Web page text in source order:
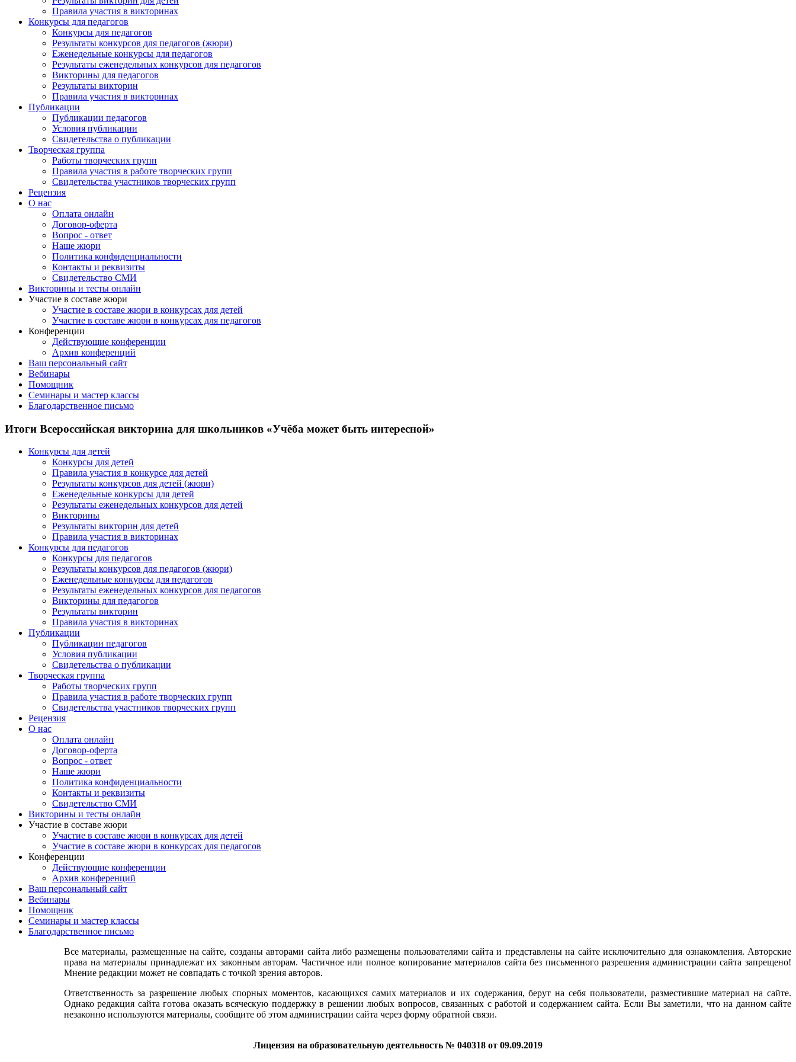
Правила участия в викторинах
Конкурсы для педагогов
Конкурсы для педагогов
Результаты конкурсов для педагогов (жюри)
Еженедельные конкурсы для педагогов
Результаты еженедельных конкурсов для педагогов
Викторины для педагогов
Результаты викторин
Правила участия в викторинах
Публикации
Публикации педагогов
Условия публикации
Свидетельства о публикации
Творческая группа
Работы творческих групп
Правила участия в работе творческих групп
Свидетельства участников творческих групп
Рецензия
О нас
Оплата онлайн
Договор-оферта
Вопрос - ответ
Наше жюри
Политика конфиденциальности
Контакты и реквизиты
Свидетельство СМИ
Викторины и тесты онлайн
Участие в составе жюри
Участие в составе жюри в конкурсах для детей
Участие в составе жюри в конкурсах для педагогов
Конференции
Действующие конференции
Архив конференций
Ваш персональный сайт
Вебинары
Помощник
Семинары и мастер классы
Благодарственное письмо
Итоги Всероссийская викторина для школьников «Учёба может быть интересной»
Конкурсы для детей
Конкурсы для детей
Правила участия в конкурсе для детей
Результаты конкурсов для детей (жюри)
Еженедельные конкурсы для детей
Результаты еженедельных конкурсов для детей
Викторины
Результаты викторин для детей
Правила участия в викторинах
Конкурсы для педагогов
Конкурсы для педагогов
Результаты конкурсов для педагогов (жюри)
Еженедельные конкурсы для педагогов
Результаты еженедельных конкурсов для педагогов
Викторины для педагогов
Результаты викторин
Правила участия в викторинах
Публикации
Публикации педагогов
Условия публикации
Свидетельства о публикации
Творческая группа
Работы творческих групп
Правила участия в работе творческих групп
Свидетельства участников творческих групп
Рецензия
О нас
Оплата онлайн
Договор-оферта
Вопрос - ответ
Наше жюри
Политика конфиденциальности
Контакты и реквизиты
Свидетельство СМИ
Викторины и тесты онлайн
Участие в составе жюри
Участие в составе жюри в конкурсах для детей
Участие в составе жюри в конкурсах для педагогов
Конференции
Действующие конференции
Архив конференций
Ваш персональный сайт
Вебинары
Помощник
Семинары и мастер классы
Благодарственное письмо
Все материалы, размещенные на сайте, созданы авторами сайта либо размещены пользователями сайта и представлены на сайте исключительно для ознакомления. Авторские
права на материалы принадлежат их законным авторам. Частичное или полное копирование материалов сайта без письменного разрешения администрации сайта запрещено!
Мнение редакции может не совпадать с точкой зрения авторов.
Ответственность за разрешение любых спорных моментов, касающихся самих материалов и их содержания, берут на себя пользователи, разместившие материал на сайте.
Однако редакция сайта готова оказать всяческую поддержку в решении любых вопросов, связанных с работой и содержанием сайта. Если Вы заметили, что на данном сайте
незаконно используются материалы, сообщите об этом администрации сайта через форму обратной связи.
Лицензия на образовательную деятельность № 040318 от 09.09.2019